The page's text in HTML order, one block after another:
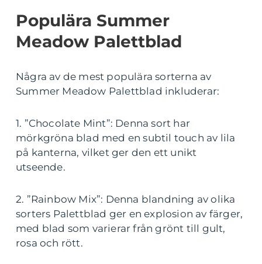
Populära Summer
Meadow Palettblad
Några av de mest populära sorterna av
Summer Meadow Palettblad inkluderar:
1. ”Chocolate Mint”: Denna sort har
mörkgröna blad med en subtil touch av lila
på kanterna, vilket ger den ett unikt
utseende.
2. ”Rainbow Mix”: Denna blandning av olika
sorters Palettblad ger en explosion av färger,
med blad som varierar från grönt till gult,
rosa och rött.